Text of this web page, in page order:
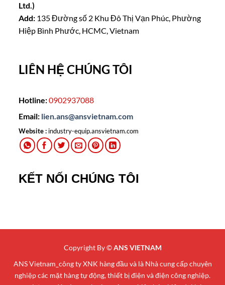
Ltd.)
Add: 135 Đường số 2 Khu Đô Thị Vạn Phúc, Phường
Hiệp Bình Phước, HCMC, Vietnam
LIÊN HỆ CHÚNG TÔI
Hotline:0902937088
Email: lien.ans@ansvietnam.com
Website : industry-equip.ansvietnam.com
KẾT NỐI CHÚNG TÔI
Copyright By ©ANS VIETNAM
ANS Vietnam_công ty XNK hàng đầu và là Nhà cung cấp chuyên
nghiệp các mặt hàng tự động, thiết bị điện và điện công nghiệp.